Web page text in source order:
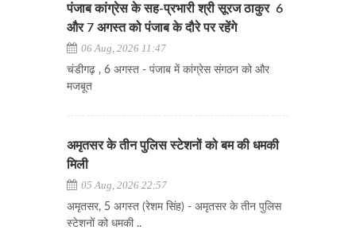
पंजाब कांग्रेस के सह-प्रभारी श्री सूरज ठाकुर 6
और 7 अगस्त को पंजाब के दौरे पर रहेंगे
06 Aug, 2026 11:47
चंडीगढ़ , 6 अगस्त - पंजाब में कांग्रेस संगठन को और
मजबूत
अमृतसर के तीन पुलिस स्टेशनों को बम की धमकी
मिली
05 Aug, 2026 22:57
अमृतसर, 5 अगस्त (रेशम सिंह) - अमृतसर के तीन पुलिस
स्टेशनों को धमकी ..